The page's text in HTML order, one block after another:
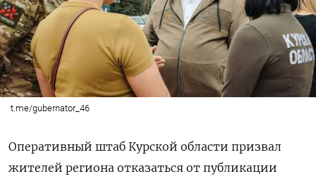
t.me/gubernator_46
Оперативный штаб Курской области призвал
жителей региона отказаться от публикации